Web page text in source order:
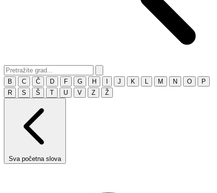
B C Č D F G H J K M N O
P
R
S Š T U V Z Ž
Sva početna slova